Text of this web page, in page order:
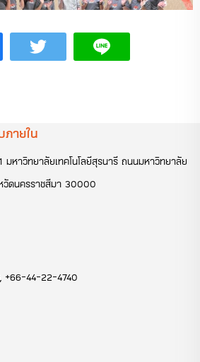
ายใน
หาวิทยาลัยเทคโนโลยีสุรนารี ถนนมหาวิทยาลัย
วัดนครราชสีมา 30000
, +66-44-22-4740